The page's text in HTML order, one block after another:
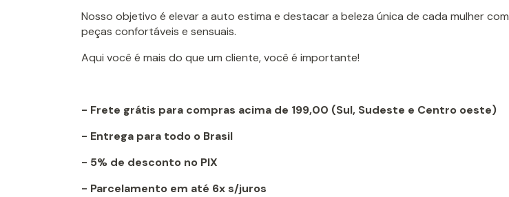
Nosso objetivo é elevar a auto estima e destacar a beleza única de cada mulher com
peças confortáveis e sensuais.
Aqui você é mais do que um cliente, você é importante!
- Frete grátis para compras acima de 199,00 (Sul, Sudeste e Centro oeste)
- Entrega para todo o Brasil
- 5% de desconto no PIX
- Parcelamento em até 6x s/juros